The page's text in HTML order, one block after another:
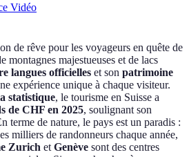
Vidéo
de rêve pour les voyageurs en quête de
montagnes majestueuses et de lacs
langues officielles et son patrimoine
expérience unique à chaque visiteur.
statistique, le tourisme en Suisse a
de CHF en 2025, soulignant son
terme de nature, le pays est un paradis :
milliers de randonneurs chaque année,
Zurich etGenève sont des centres